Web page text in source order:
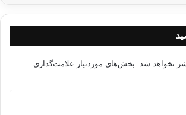
بلکه تنها رفتاری سطحی و ظاهری و ادعایی زبانی
پیام آوران الهی بوده است.
این گونه نقل می کند:{ ‏ أُبَلِّغُكُمْ رِسَالاتِ رَبِّي وَأَنَاْ لَكُمْ
نخواهد شد. بخش‌های موردنیاز علامت‌گذاری